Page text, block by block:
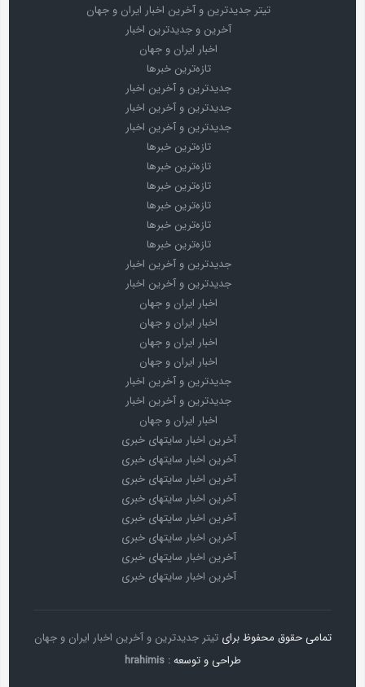
تیتر جدیدترین و آخرین اخبار ایران و جهان
آخرین و جدیدترین اخبار
اخبار ایران و جهان
تازه‌ترین خبرها
جدیدترین و آخرین اخبار
جدیدترین و آخرین اخبار
جدیدترین و آخرین اخبار
تازه‌ترین خبرها
تازه‌ترین خبرها
تازه‌ترین خبرها
تازه‌ترین خبرها
تازه‌ترین خبرها
تازه‌ترین خبرها
جدیدترین و آخرین اخبار
جدیدترین و آخرین اخبار
اخبار ایران و جهان
اخبار ایران و جهان
اخبار ایران و جهان
اخبار ایران و جهان
جدیدترین و آخرین اخبار
جدیدترین و آخرین اخبار
اخبار ایران و جهان
آخرین اخبار سایتهای خبری
آخرین اخبار سایتهای خبری
آخرین اخبار سایتهای خبری
آخرین اخبار سایتهای خبری
آخرین اخبار سایتهای خبری
آخرین اخبار سایتهای خبری
آخرین اخبار سایتهای خبری
آخرین اخبار سایتهای خبری
تمامی حقوق محفوظ برای تیتر جدیدترین و آخرین اخبار ایران و جهان
طراحی و توسعه : hrahimis